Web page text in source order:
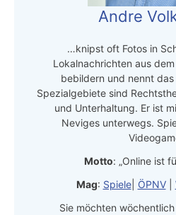
Andre
…knipst oft Fotos in
Lokalnachrichten aus
bebildern und nennt das
Spezialgebiete sind
und Unterhaltung. Er ist
Neviges unterwegs.
Motto: „Online ist
Mag: Spiele| ÖPNV|
Sie möchten